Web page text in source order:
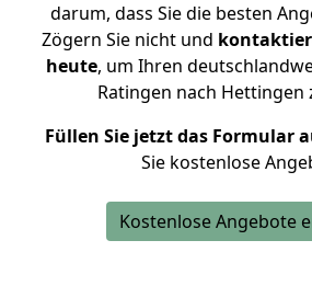
darum, dass Sie die besten
Zögern Sie nicht und
heute, um Ihren
Ratingen nach Hettingen
Füllen Sie jetzt das Formular
Sie kostenlose
Kostenlose Angebote